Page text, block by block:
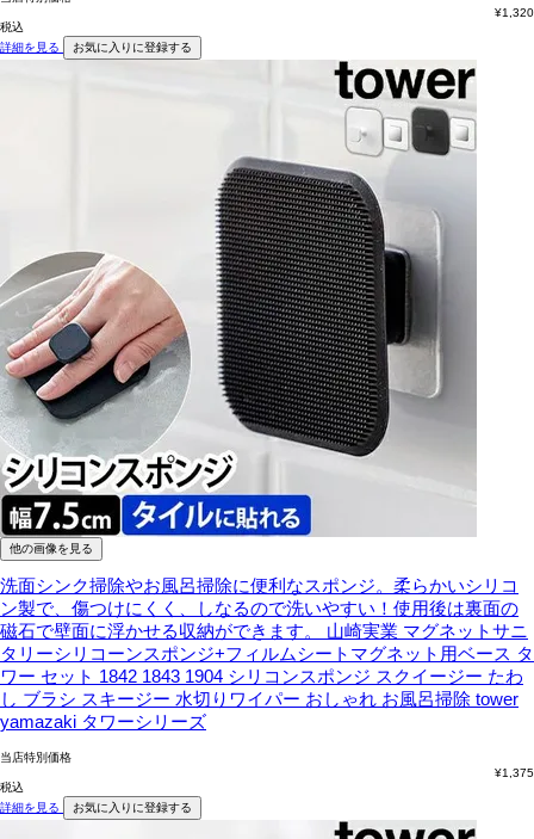
¥1,320
税込
詳細を見る
お気に入りに登録する
他の画像を見る
洗面シンク掃除やお風呂掃除に便利なスポンジ。柔らかいシリコ
ン製で、傷つけにくく、しなるので洗いやすい！使用後は裏面の
磁石で壁面に浮かせる収納ができます。
山崎実業 マグネットサニ
タリーシリコーンスポンジ+フィルムシートマグネット用ベース タ
ワー セット 1842 1843 1904 シリコンスポンジ スクイージー たわ
し ブラシ スキージー 水切りワイパー おしゃれ お風呂掃除 tower
yamazaki タワーシリーズ
当店特別価格
¥1,375
税込
詳細を見る
お気に入りに登録する